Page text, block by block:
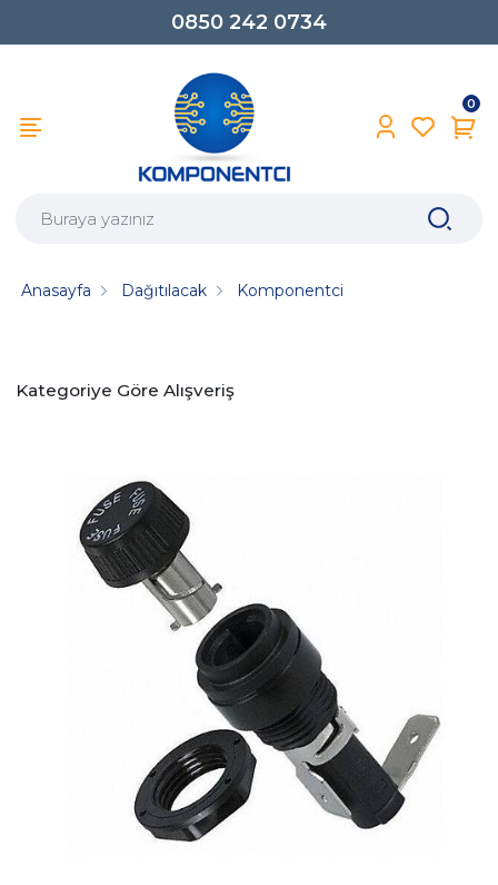
0850 242 0734
0
Anasayfa Dağıtılacak Komponentci
Kategoriye Göre Alışveriş